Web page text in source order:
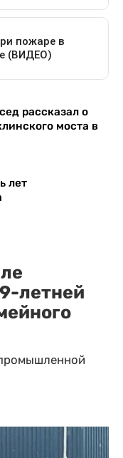
рассказал о
моста в
лет
летней